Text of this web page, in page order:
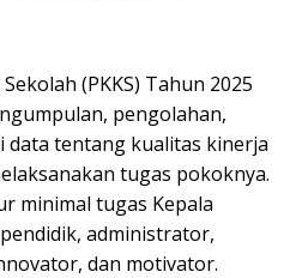
(PKKS) Tahun 2025
pengolahan,
data tentang kualitas kinerja
tugas pokoknya.
minimal tugas Kepala
administrator,
dan motivator.